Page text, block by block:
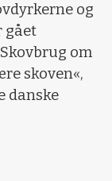
og
gået
om
skoven«,
danske